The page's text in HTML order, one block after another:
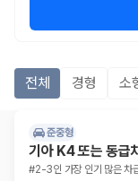
전체 경형 소
준중형
기아 K4 또는 동급
#2-3인 가장 인기 많은 차